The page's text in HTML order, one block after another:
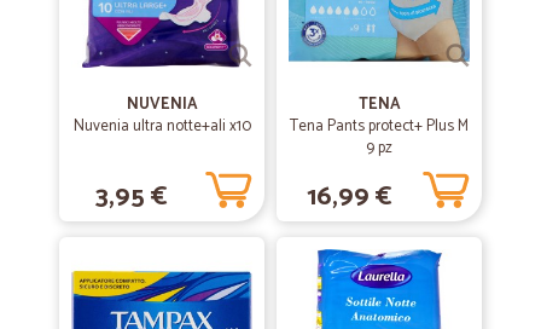
NUVENIA
Nuvenia ultra notte+ali x10
3,95 €
TENA
Tena Pants protect+ Plus M
9 pz
16,99 €